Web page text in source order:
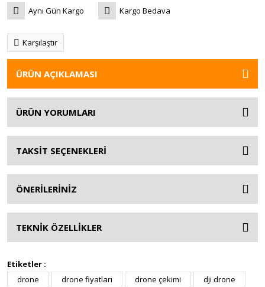
Aynı Gün Kargo Kargo Bedava
Karşılaştır
ÜRÜN AÇIKLAMASI
ÜRÜN YORUMLARI
TAKSİT SEÇENEKLERİ
ÖNERİLERİNİZ
TEKNİK ÖZELLİKLER
Etiketler :
drone
drone fiyatları drone çekimi
dji drone